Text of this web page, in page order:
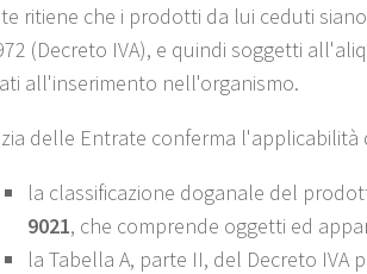
ritiene che i prodotti da lui ceduti
(Decreto IVA), e quindi soggetti
all'inserimento nell'organismo.
delle Entrate conferma
la classificazione doganale del
9021, che comprende oggetti ed
la Tabella A, parte II, del Decreto